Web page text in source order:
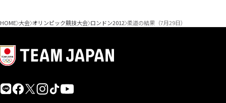
HOME 大会 オリンピック競技大会 ロンドン2012 柔道の結果（7月29日）